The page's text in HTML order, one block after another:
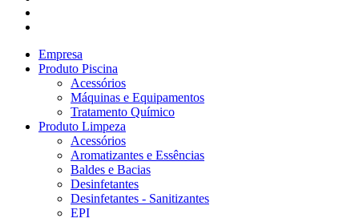
Empresa
Produto Piscina
Acessórios
Máquinas e Equipamentos
Tratamento Químico
Produto Limpeza
Acessórios
Aromatizantes e Essências
Baldes e Bacias
Desinfetantes
Desinfetantes - Sanitizantes
EPI